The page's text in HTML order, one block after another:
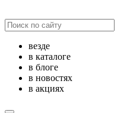
везде
в каталоге
в блоге
в новостях
в акциях